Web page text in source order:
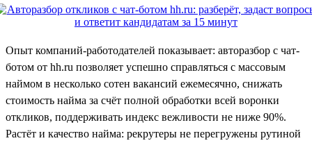
Опыт компаний-работодателей показывает: авторазбор с чат-
ботом от hh.ru позволяет успешно справляться с массовым
наймом в несколько сотен вакансий ежемесячно, снижать
стоимость найма за счёт полной обработки всей воронки
откликов, поддерживать индекс вежливости не ниже 90%.
Растёт и качество найма: рекрутеры не перегружены рутиной